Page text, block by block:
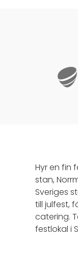
Hyr en fin
stan,
Sveriges
till julfest,
catering.
festlokal i